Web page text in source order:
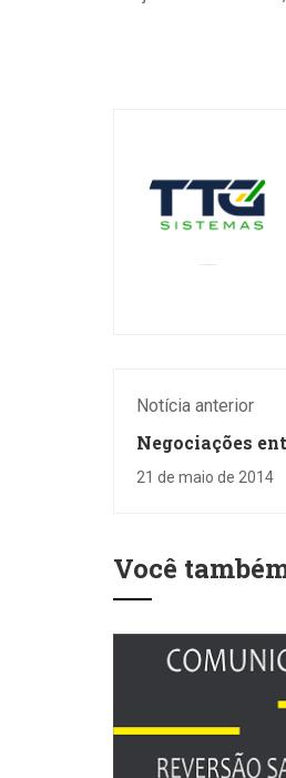
Notícia anterior
Negociações
21 de maio de 2014
Você